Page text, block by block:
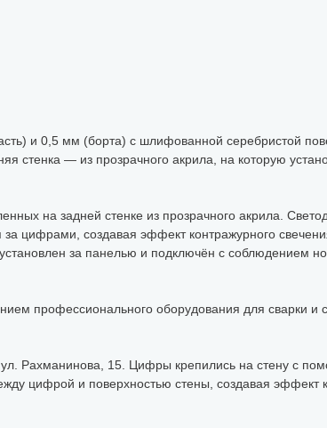
и 0,5 мм (борта) с шлифованной серебристой
стенка — из прозрачного акрила, на которую
на задней стенке из прозрачного акрила.
цифрами, создавая эффект контражурного
за панелью и подключён с соблюдением
профессионального оборудования для сварки и
ул. Рахманинова, 15. Цифры крепились на стену с
цифрой и поверхностью стены, создавая эффект